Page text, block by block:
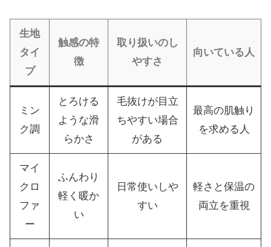
生地
タイ
プ
触感の特
徴
取り扱いのし
やすさ
向いている人
ミン
ク調
とろける
ような滑
らかさ
毛抜けが目立
ちやすい場合
がある
最高の肌触り
を求める人
マイ
クロ
ファ
ー
ふんわり
軽く暖か
い
日常使いしや
すい
軽さと保温の
両立を重視